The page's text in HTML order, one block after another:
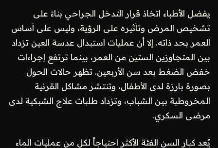
يفضل الأطباء اتخاذ قرار التدخل الجراحي بناءً على
تشخيص المرض وتأثيره على الرؤية، وليس على أساس
العمر بحد ذاته. إلا أن عمليات استبدال عدسة العين تزداد
بين المتجاوزين الستين من العمر، بينما ترتفع إجراءات
خفض الضغط بعد سن الأربعين. تظهر حالات الحول
بصورة بارزة لدى الأطفال، وتنتشر مشاكل القرنية
المخروطية بين الشباب، وتزداد طلبات علاج الشبكية لدى
مرضى السكري.
يُعد كبار السن الفئة الأكثر احتياجاً لكل من عمليات الماء